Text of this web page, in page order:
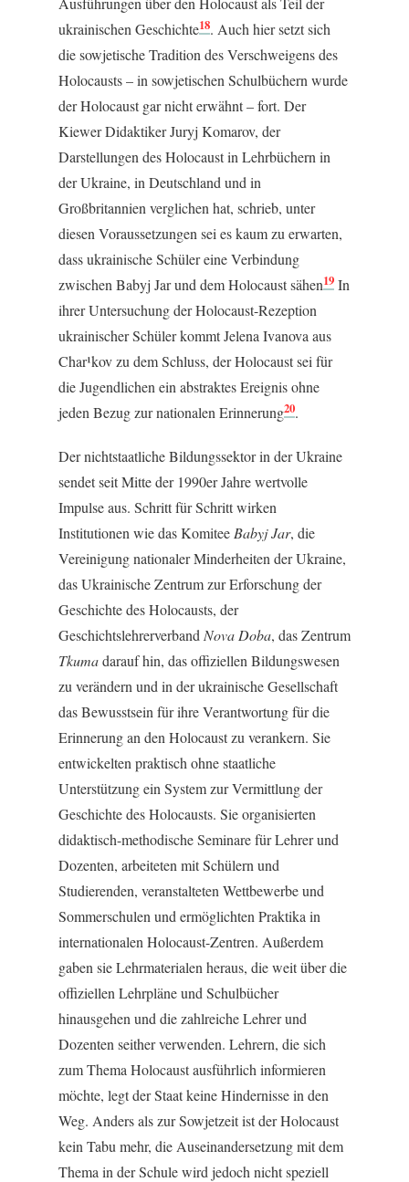
ukrainischen Geschichte18. Auch hier setzt sich
die sowjetische Tradition des Verschweigens des
Holocausts – in sowjetischen Schulbüchern wurde
der Holocaust gar nicht erwähnt – fort. Der
Kiewer Didaktiker Juryj Komarov, der
Darstellungen des Holocaust in Lehrbüchern in
der Ukraine, in Deutschland und in
Großbritannien verglichen hat, schrieb, unter
diesen Voraussetzungen sei es kaum zu erwarten,
dass ukrainische Schüler eine Verbindung
zwischen Babyj Jar und dem Holocaust sähen19 In
ihrer Untersuchung der Holocaust-Rezeption
ukrainischer Schüler kommt Jelena Ivanova aus
Char¹kov zu dem Schluss, der Holocaust sei für
die Jugendlichen ein abstraktes Ereignis ohne
jeden Bezug zur nationalen Erinnerung20.
Der nichtstaatliche Bildungssektor in der Ukraine
sendet seit Mitte der 1990er Jahre wertvolle
Impulse aus. Schritt für Schritt wirken
Institutionen wie das Komitee Babyj Jar, die
Vereinigung nationaler Minderheiten der Ukraine,
das Ukrainische Zentrum zur Erforschung der
Geschichte des Holocausts, der
Geschichtslehrerverband Nova Doba, das Zentrum
Tkumadarauf hin, das offiziellen Bildungswesen
zu verändern und in der ukrainische Gesellschaft
das Bewusstsein für ihre Verantwortung für die
Erinnerung an den Holocaust zu verankern. Sie
entwickelten praktisch ohne staatliche
Unterstützung ein System zur Vermittlung der
Geschichte des Holocausts. Sie organisierten
didaktisch-methodische Seminare für Lehrer und
Dozenten, arbeiteten mit Schülern und
Studierenden, veranstalteten Wettbewerbe und
Sommerschulen und ermöglichten Praktika in
internationalen Holocaust-Zentren. Außerdem
gaben sie Lehrmaterialen heraus, die weit über die
offiziellen Lehrpläne und Schulbücher
hinausgehen und die zahlreiche Lehrer und
Dozenten seither verwenden. Lehrern, die sich
zum Thema Holocaust ausführlich informieren
möchte, legt der Staat keine Hindernisse in den
Weg. Anders als zur Sowjetzeit ist der Holocaust
kein Tabu mehr, die Auseinandersetzung mit dem
Thema in der Schule wird jedoch nicht speziell